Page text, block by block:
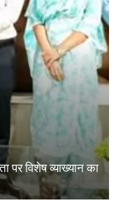
पर विशेष व्याख्यान का